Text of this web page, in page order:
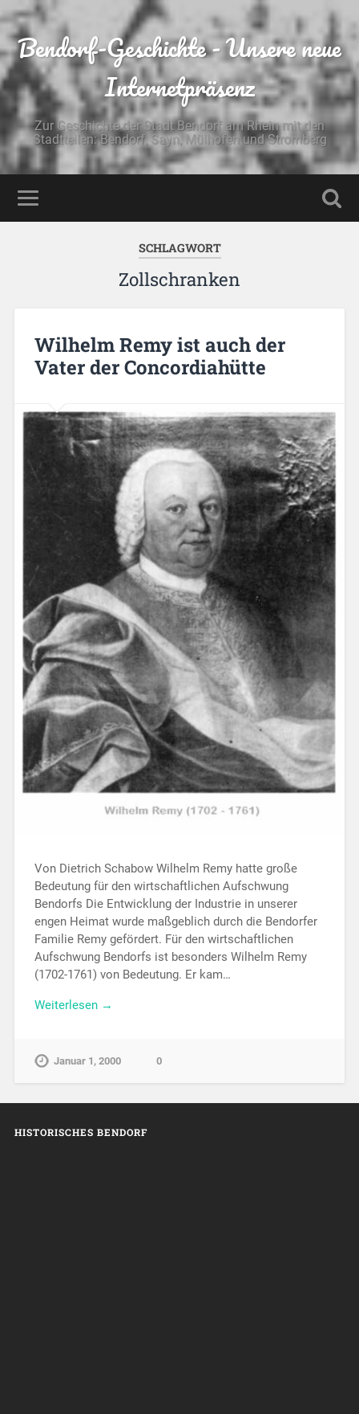
Bendorf-Geschichte - Unsere neue
Internetpräsenz
Zur Geschichte der Stadt Bendorf am Rhein mit den
Stadtteilen: Bendorf, Sayn, Mülhofen und Stromberg
SCHLAGWORT
Zollschranken
Wilhelm Remy ist auch der
Vater der Concordiahütte
Von Dietrich Schabow Wilhelm Remy hatte große
Bedeutung für den wirtschaftlichen Aufschwung
Bendorfs Die Entwicklung der Industrie in unserer
engen Heimat wurde maßgeblich durch die Bendorfer
Familie Remy gefördert. Für den wirtschaftlichen
Aufschwung Bendorfs ist besonders Wilhelm Remy
(1702-1761) von Bedeutung. Er kam…
Weiterlesen →
Januar 1, 2000 0
HISTORISCHES BENDORF